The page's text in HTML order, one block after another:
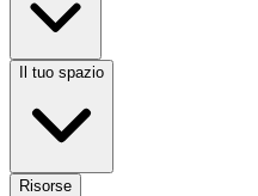
Il tuo spazio
Risorse